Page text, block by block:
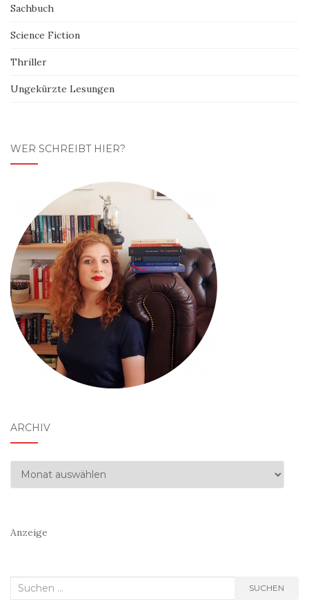
Sachbuch
Science Fiction
Thriller
Ungekürzte Lesungen
WER SCHREIBT HIER?
ARCHIV
Archiv
Anzeige
Suchen
SUCHEN